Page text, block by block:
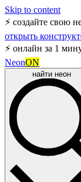
Skip to content
⚡ создайте свою
открыть
⚡ онлайн за 1
NeonON
найти неон